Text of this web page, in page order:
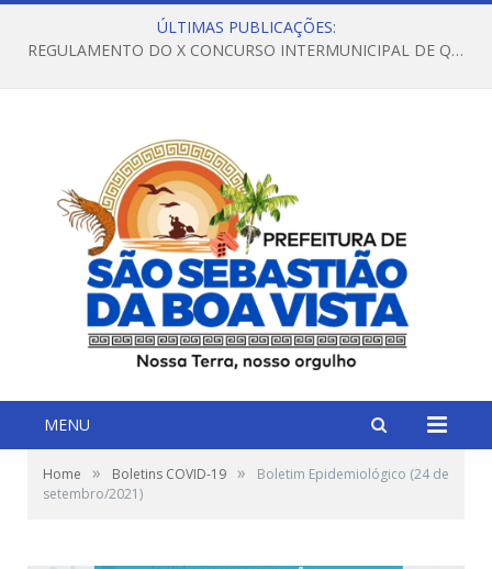
ÚLTIMAS PUBLICAÇÕES:
REGULAMENTO DO X CONCURSO INTERMUNICIPAL DE QUADRILHAS JUNINAS – 2026 – ARRAIÁ DA VENEZA
MENU
Home » Boletins COVID-19 »
Boletim Epidemiológico (24 de
setembro/2021)